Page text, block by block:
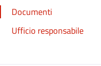
Documenti
Ufficio responsabile